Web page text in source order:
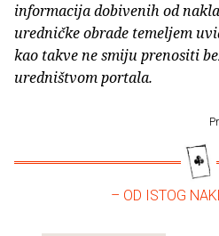
informacija dobivenih od
uredničke obrade temeljem
kao takve ne smiju prenositi
uredništvom portala.
– OD ISTOG